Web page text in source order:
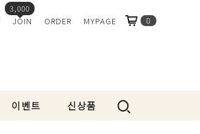
JOIN
3,000
ORDER MYPAGE 0
이벤트 신상품